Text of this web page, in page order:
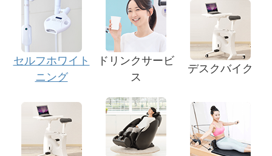
セルフホワイト
ニング
ドリンクサービ
ス
デスクバイク